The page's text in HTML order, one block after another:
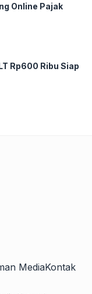
Online Pajak
Rp600 Ribu Siap
MediaKontak